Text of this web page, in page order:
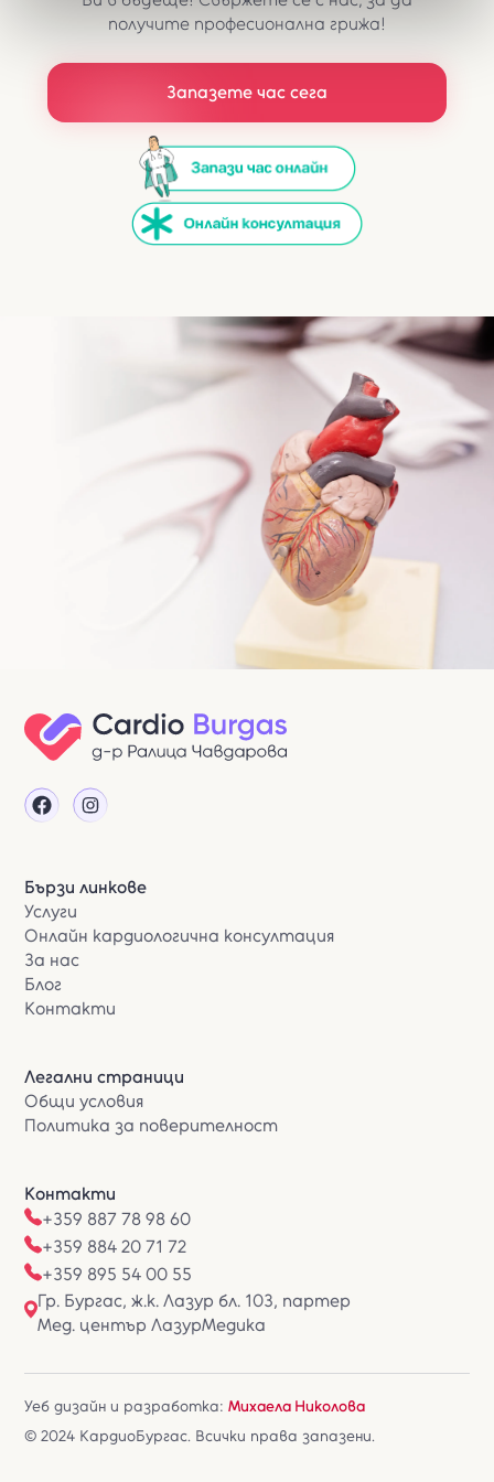
получите професионална грижа!
Запазете час сега
Бързи линкове
Услуги
Онлайн кардиологична консултация
За нас
Блог
Контакти
Легални страници
Общи условия
Политика за поверителност
Контакти
+359 887 78 98 60
+359 884 20 71 72
+359 895 54 00 55
Гр. Бургас, ж.к. Лазур бл. 103, партер
Мед. център ЛазурМедика
© 2024 КардиоБургас. Всички права запазени.
Уеб дизайн и разработка:Михаела Николова